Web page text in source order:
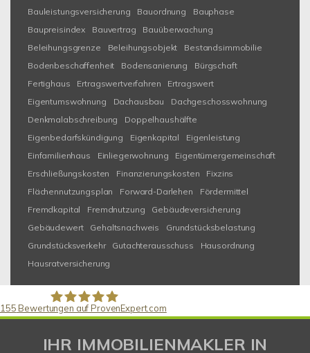
Bauleistungsversicherung
Bauordnung
Bauphase
Baupreisindex
Bauvertrag
Bauüberwachung
Beleihungsgrenze
Beleihungsobjekt
Bestandsimmobilie
Bodenbeschaffenheit
Bodensanierung
Bürgschaft
Fertighaus
Ertragswertverfahren
Ertragswert
Eigentumswohnung
Dachausbau
Dachgeschosswohnung
Denkmalabschreibung
Doppelhaushälfte
Eigenbedarfskündigung
Eigenkapital
Eigenleistung
Einfamilienhaus
Einliegerwohnung
Eigentümergemeinschaft
Erschließungskosten
Finanzierungskosten
Fixzins
Flächennutzungsplan
Forward-Darlehen
Fördermittel
Fremdkapital
Fremdnutzung
Gebäudeversicherung
Gebäudewert
Gehaltsnachweis
Grundstücksbelastung
Grundstücksverkehr
Gutachterausschuss
Hausordnung
Hausratversicherung
Gaspar Immobilienberatung
155 Bewertungen auf ProvenExpert.com
IHR IMMOBILIENMAKLER IN